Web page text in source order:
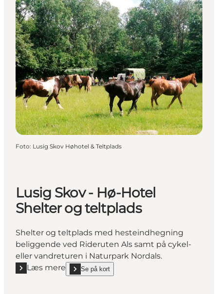
Foto: Lusig Skov Høhotel & Teltplads
Lusig Skov - Hø-Hotel
Shelter og teltplads
Shelter og teltplads med hesteindhegning
beliggende ved Rideruten Als samt på cykel-
eller vandreturen i Naturpark Nordals.
Læs mere
Læs mere "Lusig Skov - Hø-Hotel Shelter og
Se på kort
show Lusig Skov - Hø-Hotel Shelter og teltplads